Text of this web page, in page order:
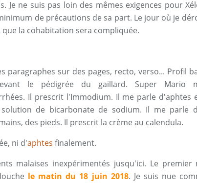
Je ne suis pas loin des mêmes exigences pour
de précautions de sa part. Le jour où je
la cohabitation sera compliquée.
paragraphes sur des pages, recto, verso... Profil
le pédigrée du gaillard. Super Mario
Il prescrit l'Immodium. Il me parle d'aphtes
de bicarbonate de sodium. Il me parle
des pieds. Il prescrit la crème au calendula.
ni d'aphtes finalement.
malaises inexpérimentés jusqu'ici. Le premier
le matin du 18 juin 2018. Je suis nue